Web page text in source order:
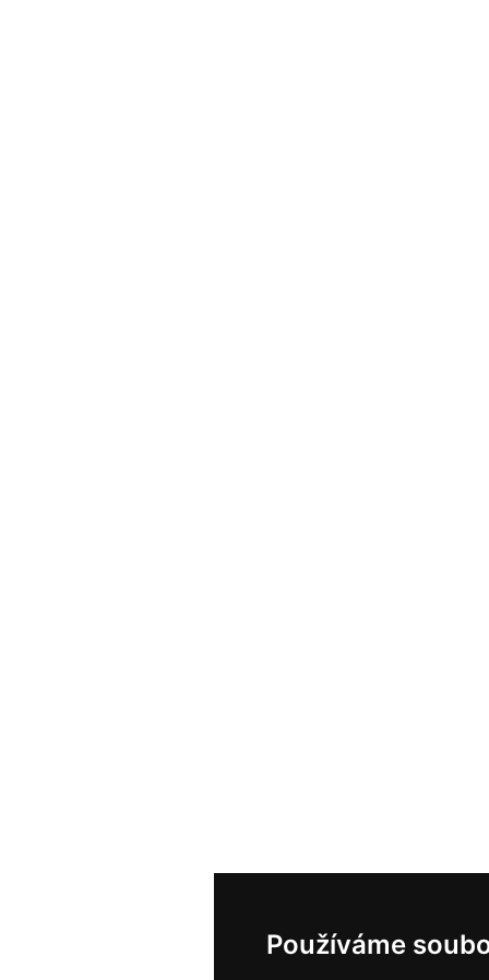
Používáme